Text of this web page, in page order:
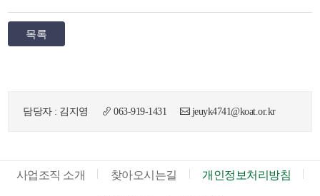
목록
담당자 : 김지영 063-919-1431 jeuyk4741@koat.or.kr
사업조직 소개 찾아오시는길 개인정보처리방침